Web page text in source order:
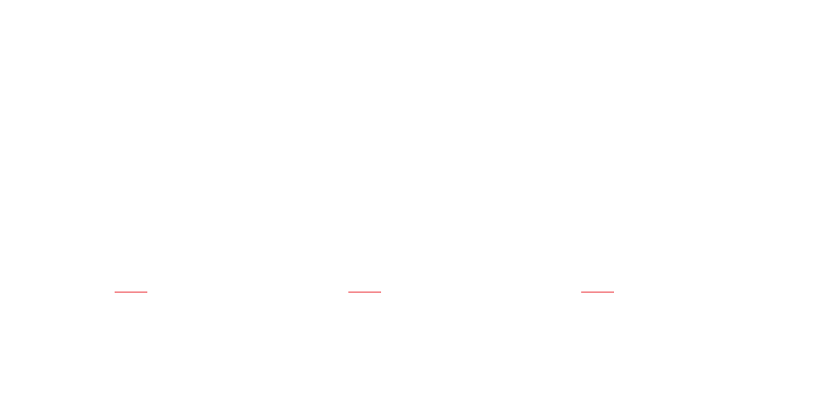
Tüm ödemelerinizi Kredi Kartına 3 Taksit olarak yapabilirsiniz.